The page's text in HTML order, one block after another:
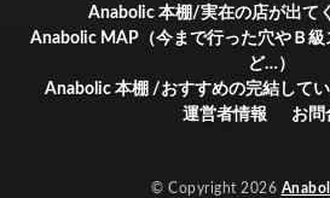
Anabolic 本棚/実在の店が出て
Anabolic MAP（今まで行った穴やＢ
ど…）
Anabolic 本棚 /おすすめの完結して
運営者情報
お問
© Copyright 2026